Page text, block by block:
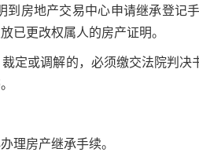
房地产交易中心申请继承登记
已更改权属人的房产证明。
定或调解的，必须缴交法院判
理房产继承手续。